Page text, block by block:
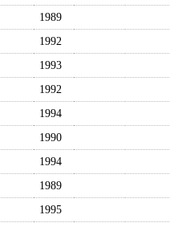
1989
1992
1993
1992
1994
1990
1994
1989
1995